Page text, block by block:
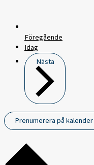
Föregående
Idag
Nästa
Prenumerera på kalender